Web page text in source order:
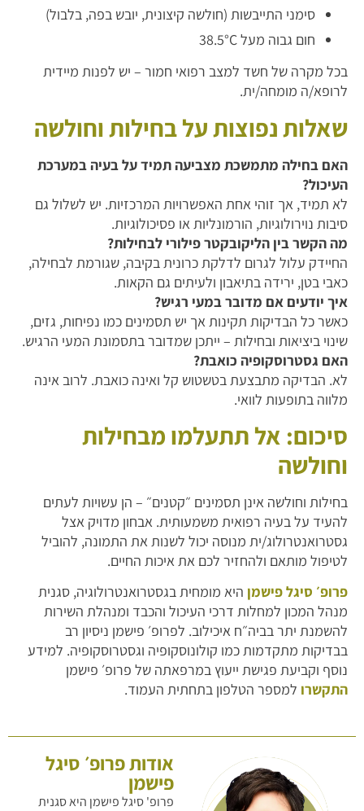
סימני התייבשות (חולשה קיצונית, יובש בפה, בלבול)
חום גבוה מעל 38.5°C
בכל מקרה של חשד למצב רפואי חמור – יש לפנות מיידית
לרופא/ה מומחה/ית.
שאלות נפוצות על בחילות וחולשה
האם בחילה מתמשכת מצביעה תמיד על בעיה במערכת
העיכול?
לא תמיד, אך זוהי אחת האפשרויות המרכזיות. יש לשלול גם
סיבות נוירולוגיות, הורמונליות או פסיכולוגיות.
מה הקשר בין הליקובקטר פילורי לבחילות?
החיידק עלול לגרום לדלקת כרונית בקיבה, שגורמת לבחילה,
כאבי בטן, ירידה בתיאבון ולעיתים גם הקאות.
איך יודעים אם מדובר במעי רגיש?
כאשר כל הבדיקות תקינות אך יש תסמינים כמו נפיחות, גזים,
שינוי ביציאות ובחילות – ייתכן שמדובר בתסמונת המעי הרגיש.
האם גסטרוסקופיה כואבת?
לא. הבדיקה מתבצעת בטשטוש קל ואינה כואבת. לרוב אינה
מלווה בתופעות לוואי.
סיכום: אל תתעלמו מבחילות
וחולשה
בחילות וחולשה אינן תסמינים ״קטנים״ – הן עשויות לעתים
להעיד על בעיה רפואית משמעותית. אבחון מדויק אצל
גסטרואנטרולוג/ית מנוסה יכול לשנות את התמונה, להוביל
לטיפול מותאם ולהחזיר לכם את איכות החיים.
פרופ׳ סיגל פישמן היא מומחית בגסטרואנטרולוגיה, סגנית
מנהל המכון למחלות דרכי העיכול והכבד ומנהלת השירות
להשמנת יתר בביה״ח איכילוב. לפרופ׳ פישמן ניסיון רב
בבדיקות מתקדמות כמו קולונוסקופיה וגסטרוסקופיה. למידע
נוסף וקביעת פגישת ייעוץ במרפאתה של פרופ׳ פישמן
התקשרו למספר הטלפון בתחתית העמוד.
אודות פרופ׳ סיגל
פישמן
פרופ' סיגל פישמן היא סגנית